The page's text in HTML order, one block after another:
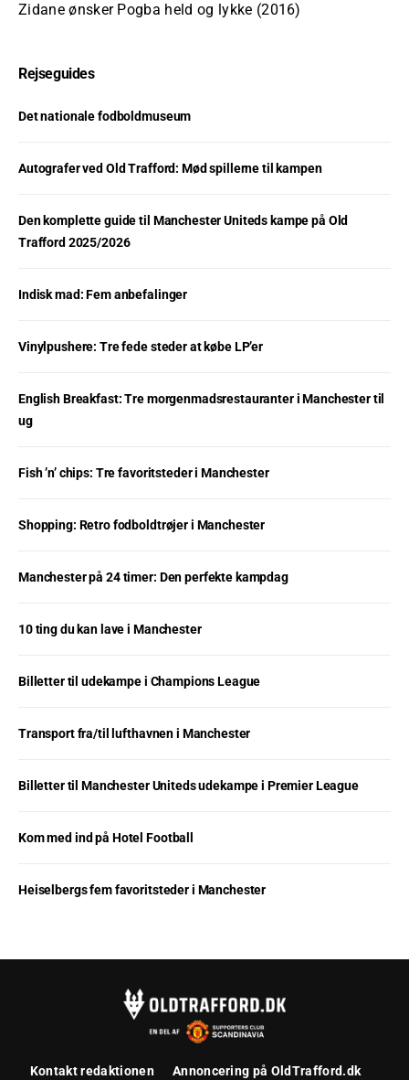
Zidane ønsker Pogba held og lykke (2016)
Rejseguides
Det nationale fodboldmuseum
Autografer ved Old Trafford: Mød spillerne til kampen
Den komplette guide til Manchester Uniteds kampe på Old
Trafford 2025/2026
Indisk mad: Fem anbefalinger
Vinylpushere: Tre fede steder at købe LP’er
English Breakfast: Tre morgenmadsrestauranter i Manchester til
ug
Fish ’n’ chips: Tre favoritsteder i Manchester
Shopping: Retro fodboldtrøjer i Manchester
Manchester på 24 timer: Den perfekte kampdag
10 ting du kan lave i Manchester
Billetter til udekampe i Champions League
Transport fra/til lufthavnen i Manchester
Billetter til Manchester Uniteds udekampe i Premier League
Kom med ind på Hotel Football
Heiselbergs fem favoritsteder i Manchester
Kontakt redaktionen Annoncering på OldTrafford.dk